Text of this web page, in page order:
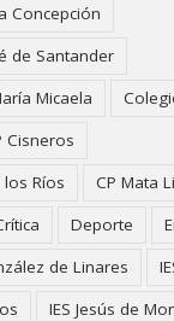
Concepción
de Santander
Micaela
Cisneros
Ríos
CP Mata
Deporte
de Linares
IES Jesús de